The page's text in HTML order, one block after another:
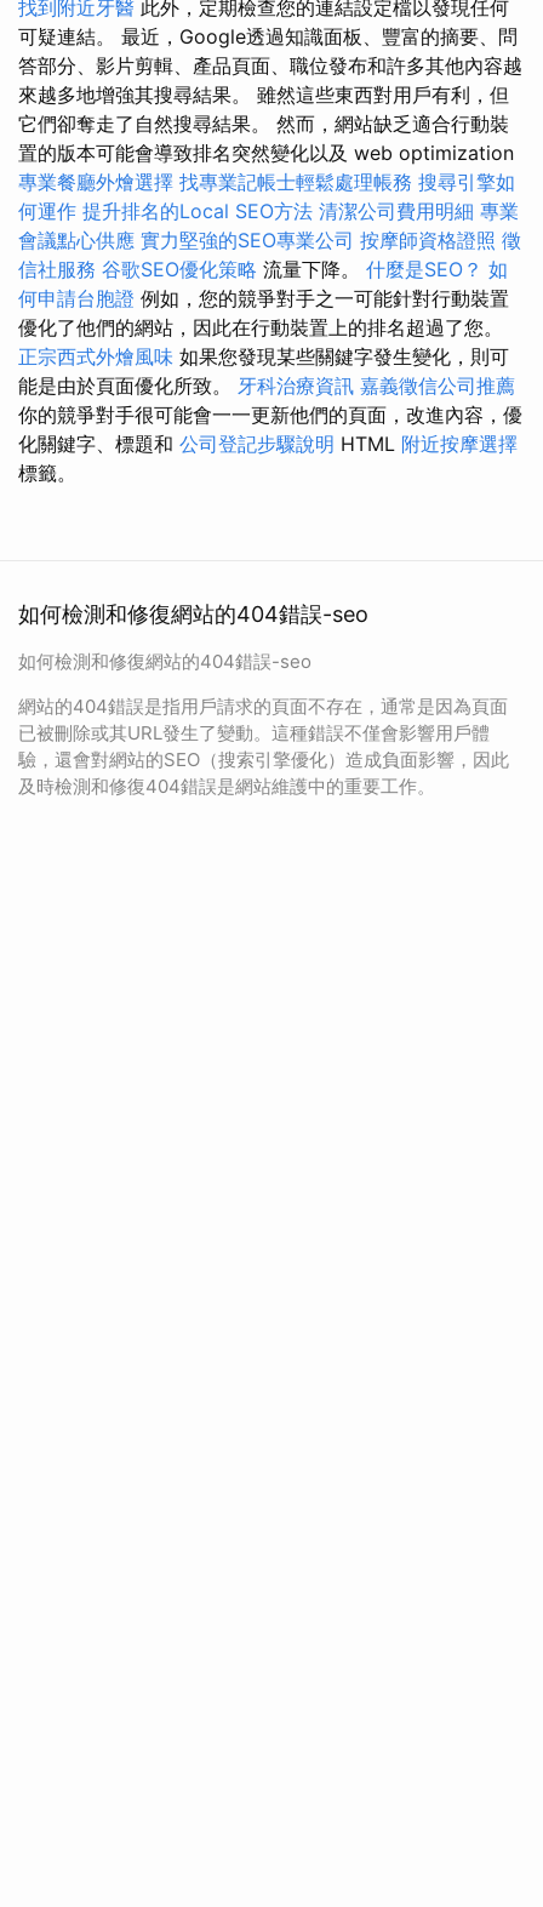
找到附近牙醫 此外，定期檢查您的連結設定檔以發現任何
可疑連結。 最近，Google透過知識面板、豐富的摘要、問
答部分、影片剪輯、產品頁面、職位發布和許多其他內容越
來越多地增強其搜尋結果。 雖然這些東西對用戶有利，但
它們卻奪走了自然搜尋結果。 然而，網站缺乏適合行動裝
置的版本可能會導致排名突然變化以及 web optimization
專業餐廳外燴選擇 找專業記帳士輕鬆處理帳務 搜尋引擎如
何運作 提升排名的Local SEO方法 清潔公司費用明細 專業
會議點心供應 實力堅強的SEO專業公司 按摩師資格證照 徵
信社服務 谷歌SEO優化策略 流量下降。 什麼是SEO？ 如
何申請台胞證 例如，您的競爭對手之一可能針對行動裝置
優化了他們的網站，因此在行動裝置上的排名超過了您。
正宗西式外燴風味 如果您發現某些關鍵字發生變化，則可
能是由於頁面優化所致。 牙科治療資訊 嘉義徵信公司推薦
你的競爭對手很可能會一一更新他們的頁面，改進內容，優
化關鍵字、標題和 公司登記步驟說明 HTML 附近按摩選擇
標籤。
如何檢測和修復網站的404錯誤-seo
如何檢測和修復網站的404錯誤-seo
網站的404錯誤是指用戶請求的頁面不存在，通常是因為頁面
已被刪除或其URL發生了變動。這種錯誤不僅會影響用戶體
驗，還會對網站的SEO（搜索引擎優化）造成負面影響，因此
及時檢測和修復404錯誤是網站維護中的重要工作。